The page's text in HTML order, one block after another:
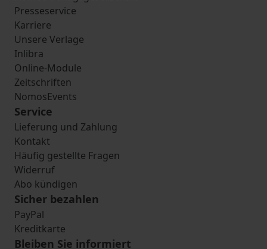
Presseservice
Karriere
Unsere Verlage
Inlibra
Online-Module
Zeitschriften
NomosEvents
Service
Lieferung und Zahlung
Kontakt
Häufig gestellte Fragen
Widerruf
Abo kündigen
Sicher bezahlen
PayPal
Kreditkarte
Bleiben Sie informiert